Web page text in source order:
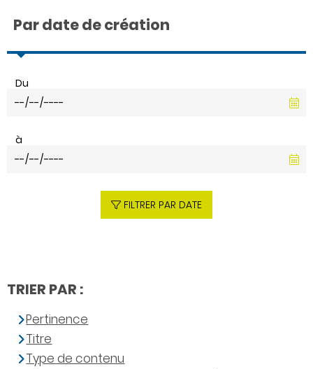
Par date de création
Du
à
FILTRER PAR DATE
TRIER PAR :
Pertinence
Titre
Type de contenu